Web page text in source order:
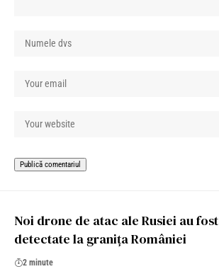
Noi drone de atac ale Rusiei au fost
detectate la granița României
2 minute